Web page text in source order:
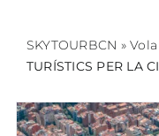
SKYTOURBCN »
TURÍSTICS PER LA